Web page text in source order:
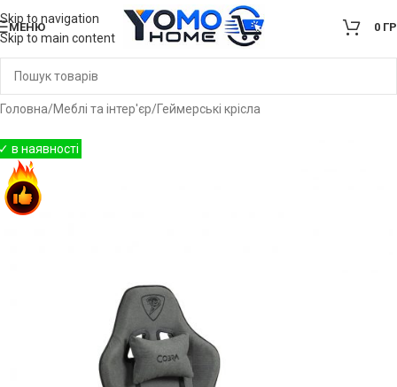
Skip to navigation
Skip to main content
МЕНЮ 0
Головна/Меблі та інтер'єр/Геймерські крісла